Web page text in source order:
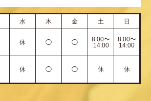
水 木 金 土 日
休 ◯ ◯
8:00〜
14:00
8:00〜
14:00
休 ◯ ◯ 休 休